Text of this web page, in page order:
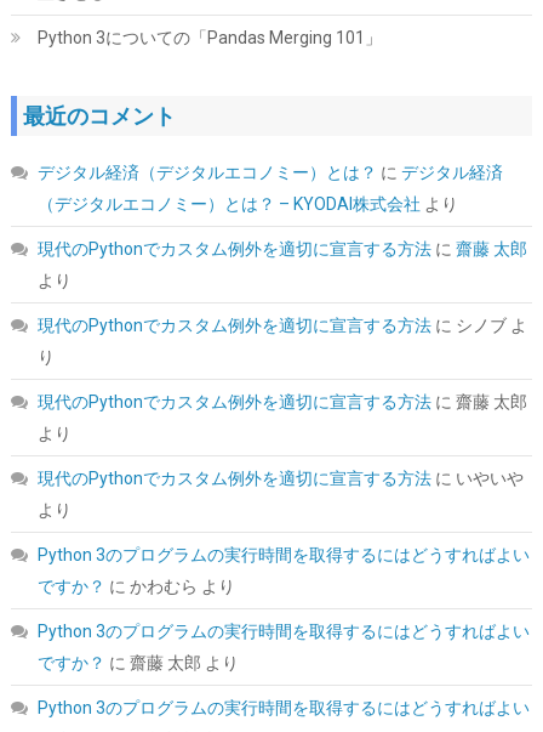
止 PC材料 透明な 外付け SATA3.0 ドライブ ケース 2139U3
こちら)
AMD CPU Ryzen 7 9800X3D W/O Cooler 100-100001084WOF
はこちら
Python 3についての「Pandas Merging 101」
最近のコメント
デジタル経済（デジタルエコノミー）とは？ に デジタル経済
（デジタルエコノミー）とは？ – KYODAI株式会社 より
現代のPythonでカスタム例外を適切に宣言する方法に 齋藤 太郎
より
現代のPythonでカスタム例外を適切に宣言する方法に シノブよ
り
現代のPythonでカスタム例外を適切に宣言する方法に 齋藤 太郎
より
現代のPythonでカスタム例外を適切に宣言する方法に いやいや
より
Python 3のプログラムの実行時間を取得するにはどうすればよい
ですか？ に かわむら より
Python 3のプログラムの実行時間を取得するにはどうすればよい
ですか？ に 齋藤 太郎 より
Python 3のプログラムの実行時間を取得するにはどうすればよい